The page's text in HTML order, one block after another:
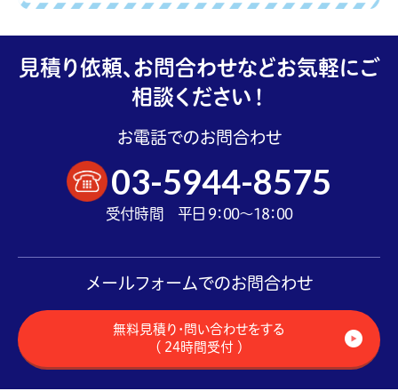
見積り依頼、お問合わせなどお気軽にご
相談ください！
お電話でのお問合わせ
03-5944-8575
受付時間 平日 9：00～18：00
メールフォームでのお問合わせ
無料見積り・問い合わせをする
（ 24時間受付 ）